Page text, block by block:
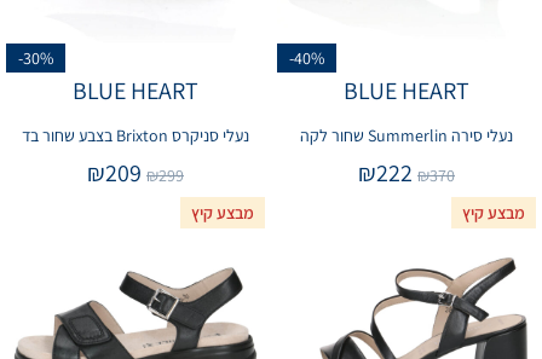
-40%
BLUE HEART
נעלי סירה Summerlin שחור לקה
₪370
₪222
-30%
BLUE HEART
נעלי סניקרס Brixton בצבע שחור בד
₪299
₪209
מבצע קיץ מבצע קיץ